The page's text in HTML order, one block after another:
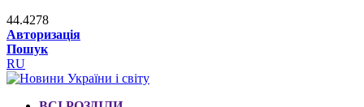
44.4278
Авторизація
Пошук
RU